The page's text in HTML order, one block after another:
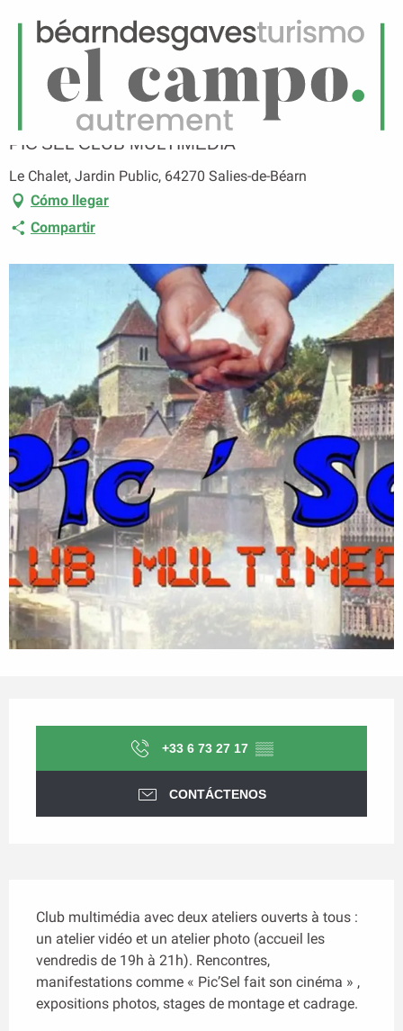
Menú
Página principal PIC'SEL CLUB MULTIMEDIA
PIC'SEL CLUB MULTIMEDIA
Le Chalet, Jardin Public, 64270 Salies-de-Béarn
Cómo llegar
Compartir
+33 6 73 27 17 ▒▒
CONTÁCTENOS
Club multimédia avec deux ateliers ouverts à tous :
un atelier vidéo et un atelier photo (accueil les
vendredis de 19h à 21h). Rencontres,
manifestations comme « Pic’Sel fait son cinéma » ,
expositions photos, stages de montage et cadrage.